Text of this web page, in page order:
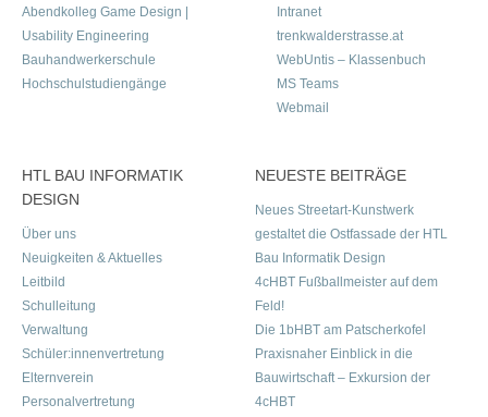
Abendkolleg Game Design |
Usability Engineering
Bauhandwerkerschule
Hochschulstudiengänge
Intranet
trenkwalderstrasse.at
WebUntis – Klassenbuch
MS Teams
Webmail
HTL BAU INFORMATIK
DESIGN
Über uns
Neuigkeiten & Aktuelles
Leitbild
Schulleitung
Verwaltung
Schüler:innenvertretung
Elternverein
Personalvertretung
NEUESTE BEITRÄGE
Neues Streetart-Kunstwerk
gestaltet die Ostfassade der HTL
Bau Informatik Design
4cHBT Fußballmeister auf dem
Feld!
Die 1bHBT am Patscherkofel
Praxisnaher Einblick in die
Bauwirtschaft – Exkursion der
4cHBT